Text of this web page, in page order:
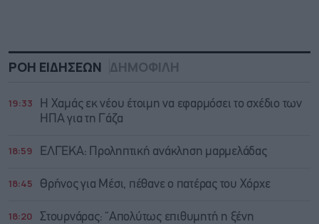
ΡΟΗ ΕΙΔΗΣΕΩΝ ΔΗΜΟΦΙΛΗ
19:33
Η Χαμάς εκ νέου έτοιμη να εφαρμόσει το σχέδιο των
ΗΠΑ για τη Γάζα
18:59 ΕΛΓΕΚΑ: Προληπτική ανάκληση μαρμελάδας
18:45 Θρήνος για Μέσι, πέθανε ο πατέρας του Χόρχε
18:20
Στουρνάρας: “Απολύτως επιθυμητή η ξένη